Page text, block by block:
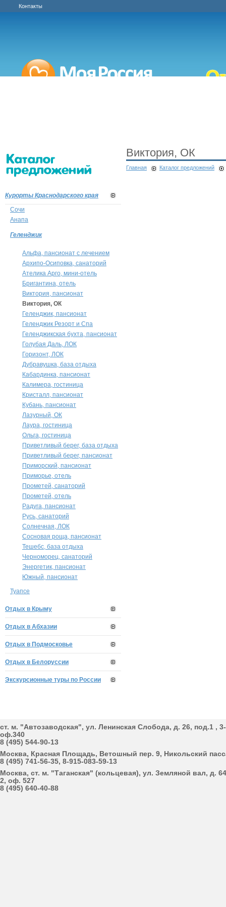
Контакты
Курорты Краснодарского края
Сочи
Анапа
Геленджик
Альфа, пансионат с лечением
Архипо-Осиповка, санаторий
Ателика Арго, мини-отель
Бригантина, отель
Виктория, пансионат
Виктория, ОК
Геленджик, пансионат
Геленджик Резорт и Спа
Геленджикская бухта, пансионат
Голубая Даль, ЛОК
Горизонт, ЛОК
Дубравушка, база отдыха
Кабардинка, пансионат
Калимера, гостиница
Кристалл, пансионат
Кубань, пансионат
Лазурный, ОК
Лаура, гостиница
Ольга, гостиница
Приветливый берег, база отдыха
Приветливый берег, пансионат
Приморский, пансионат
Приморье, отель
Прометей, санаторий
Прометей, отель
Радуга, пансионат
Русь, санаторий
Солнечная, ЛОК
Сосновая роща, пансионат
Тешебс, база отдыха
Черноморец, санаторий
Энергетик, пансионат
Южный, пансионат
Туапсе
Отдых в Крыму
Отдых в Абхазии
Отдых в Подмосковье
Отдых в Белоруссии
Экскурсионные туры по России
Виктория, ОК
Главная Каталог предложений
cт. м. "Автозаводская", ул. Ленинская Cлобода, д. 26, под.1 ,
оф.340
8 (495) 544-90-13
Москва, Красная Площадь, Ветошный пер. 9, Никольский
8 (495) 741-56-35, 8-915-083-59-13
Москва, cт. м. "Таганская" (кольцевая), ул. Земляной вал, д.
2, оф. 527
8 (495) 640-40-88